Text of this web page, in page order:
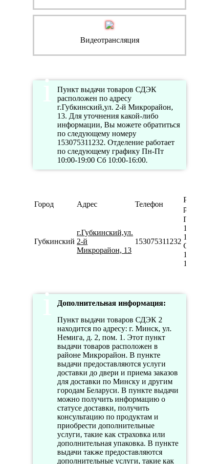
Видеотрансляция
Пункт выдачи товаров СДЭК
расположен по адресу
г.Губкинский,ул. 2-й Микрорайон,
13. Для уточнения какой-либо
информации, Вы можете обратиться
по следующему номеру
153075311232. Отделение работает
по следующему графику Пн-Пт
10:00-19:00 Сб 10:00-16:00.
Город Адрес Телефон
Режим
работы
Губкинский
г.Губкинский,ул.
2-й
Микрорайон, 13
153075311232
Пн-Пт
10:00-
19:00
Сб
10:00-
16:00
Дополнительная информация:
Пункт выдачи товаров СДЭК 2
находится по адресу: г. Минск, ул.
Немига, д. 2, пом. 1. Этот пункт
выдачи товаров расположен в
районе Микрорайон. В пункте
выдачи предоставляются услуги
доставки до двери и приема заказов
для доставки по Минску и другим
городам Беларуси. В пункте выдачи
можно получить информацию о
статусе доставки, получить
консультацию по продуктам и
приобрести дополнительные
услуги, такие как страховка или
дополнительная упаковка. В пункте
выдачи также предоставляются
дополнительные услуги, такие как